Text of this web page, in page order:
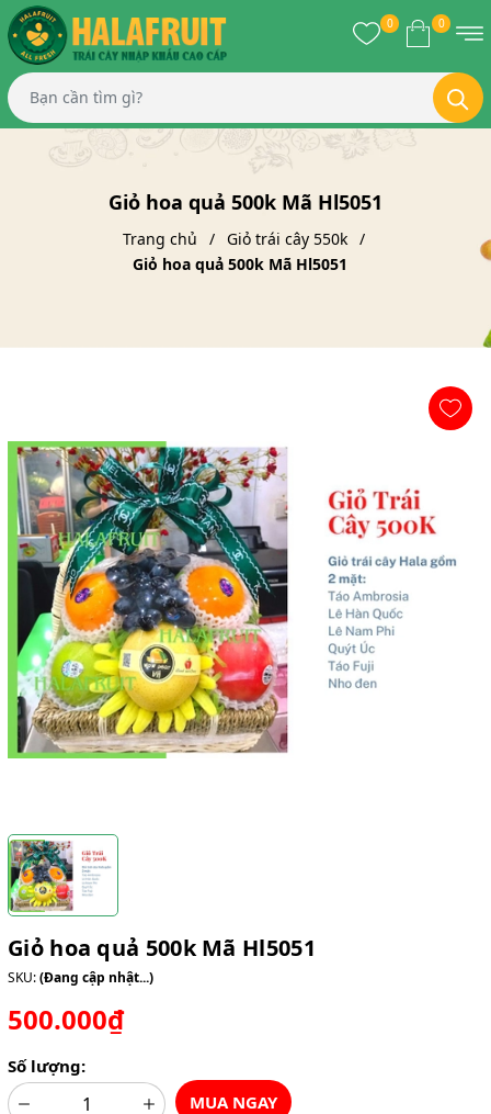
0 0
Giỏ hoa quả 500k Mã Hl5051
Trang chủ
Giỏ trái cây 550k
Giỏ hoa quả 500k Mã Hl5051
Giỏ hoa quả 500k Mã Hl5051
SKU:(Đang cập nhật...)
500.000₫
Số lượng:
MUA NGAY